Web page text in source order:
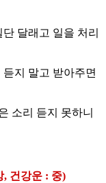
달래고 일을 처리
지 말고 받아주면
소리 듣지 못하니
건강운 : 중)